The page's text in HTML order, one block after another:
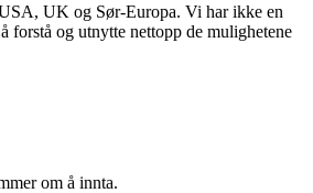
USA, UK og Sør-Europa. Vi har ikke en
forstå og utnytte nettopp de mulighetene
om å innta.